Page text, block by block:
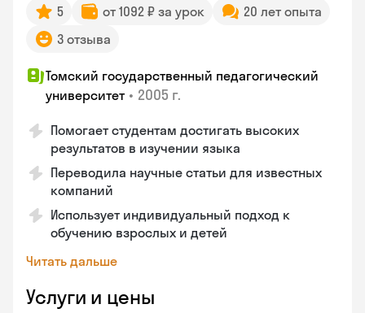
5 от 1092 ₽ за урок
20 лет опыта
3 отзыва
Томский государственный педагогический
университет • 2005 г.
Помогает студентам достигать высоких
результатов в изучении языка
Переводила научные статьи для известных
компаний
Использует индивидуальный подход к
обучению взрослых и детей
Читать дальше
Услуги и цены